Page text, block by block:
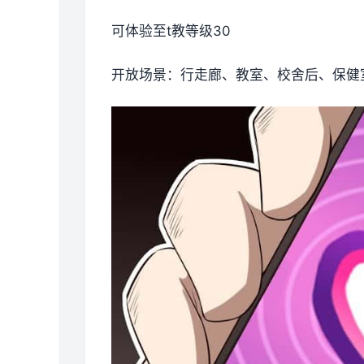
可体验至t教等级30
开放场景：行走廊、教室、校舍后、保健